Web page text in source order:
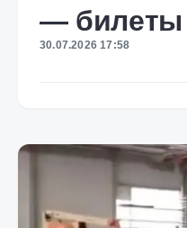
— билеты
30.07.2026 17:58